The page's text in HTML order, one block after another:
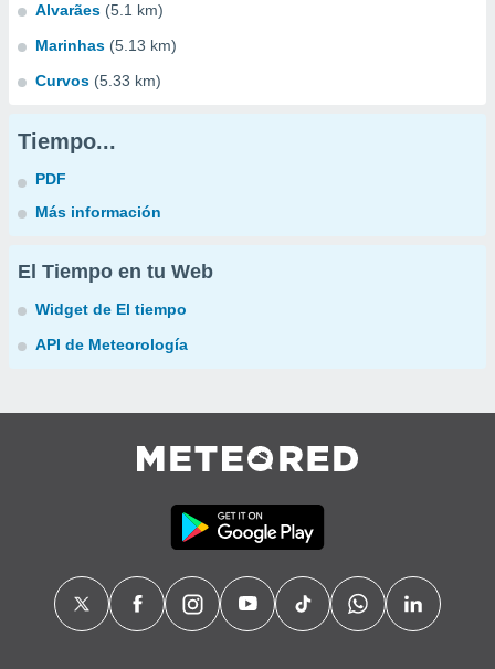
Alvarães (5.1 km)
Marinhas (5.13 km)
Curvos (5.33 km)
Tiempo...
PDF
Más información
El Tiempo en tu Web
Widget de El tiempo
API de Meteorología